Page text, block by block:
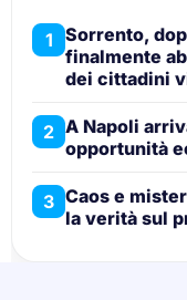
1 Sorrento,
finalmente
dei cittadini
2 A Napoli
opportunità
3 Caos e
la verità sul